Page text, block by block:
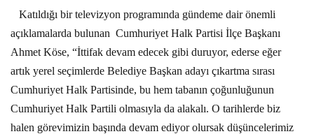
Katıldığı bir televizyon programında gündeme dair önemli
açıklamalarda bulunan Cumhuriyet Halk Partisi İlçe Başkanı
Ahmet Köse, “İttifak devam edecek gibi duruyor, ederse eğer
artık yerel seçimlerde Belediye Başkan adayı çıkartma sırası
Cumhuriyet Halk Partisinde, bu hem tabanın çoğunluğunun
Cumhuriyet Halk Partili olmasıyla da alakalı. O tarihlerde biz
halen görevimizin başında devam ediyor olursak düşüncelerimiz